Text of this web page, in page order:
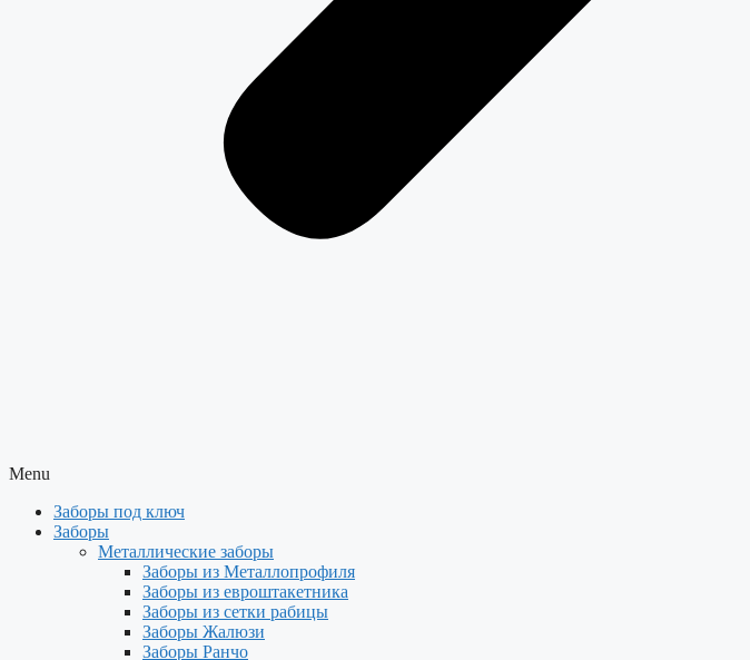
Menu
Заборы под ключ
Заборы
Металлические заборы
Заборы из Металлопрофиля
Заборы из евроштакетника
Заборы из сетки рабицы
Заборы Жалюзи
Заборы Ранчо